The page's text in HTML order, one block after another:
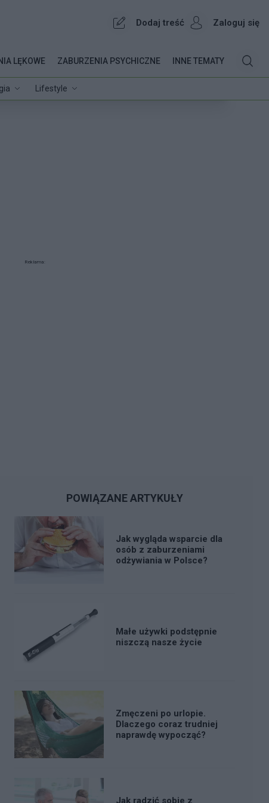
Dodaj treść Zaloguj się
Lifestyle
LĘKOWE ZABURZENIA PSYCHICZNE INNE TEMATY
Reklama:
POWIĄZANE ARTYKUŁY
Jak wygląda wsparcie dla
osób z zaburzeniami
odżywiania w Polsce?
Małe używki podstępnie
niszczą nasze życie
Zmęczeni po urlopie.
Dlaczego coraz trudniej
naprawdę wypocząć?
Jak radzić sobie z